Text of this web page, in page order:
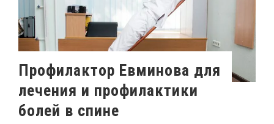
Профилактор Евминова для
лечения и профилактики
болей в спине